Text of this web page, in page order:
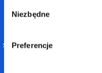
Selection
Niezbędne
Preferencje
wymagania, dlatego
Podsumowanie